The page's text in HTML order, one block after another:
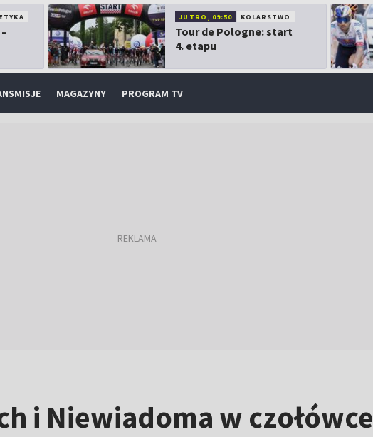
JUTRO, 09:50 KOLARSTWO
Tour de Pologne: start
4. etapu
MAGAZYNY PROGRAM TV
i Niewiadoma w czołówce